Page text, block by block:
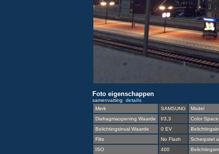
Foto eigenschappen
samenvatting details
Merk
SAMSUNG
Model
Diafragmaopening Waarde
f/3,3
Color Space
Belichtingsinval Waarde
0 EV
Flits
No Flash
Scherpstel
ISO
400